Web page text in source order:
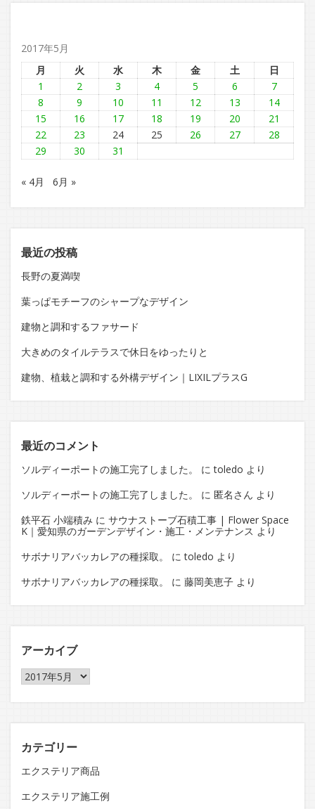
2017年5月
月
火 水 木 金 土
日
1
2 3 4 5 6
7
8
9 10 11 12 13
14
15
16 17 18 19 20
21
22
23 24 25 26 27
28
29
30 31
« 4月 6月 »
最近の投稿
長野の夏満喫
葉っぱモチーフのシャープなデザイン
建物と調和するファサード
大きめのタイルテラスで休日をゆったりと
建物、植栽と調和する外構デザイン｜LIXILプラスG
最近のコメント
ソルディーポートの施工完了しました。 にtoledo より
ソルディーポートの施工完了しました。
に 匿名さん より
鉄平石 小端積み に サウナストーブ石積工事 | Flower Space
K｜愛知県のガーデンデザイン・施工・メンテナンス より
サボナリアバッカレアの種採取。
にtoledo より
サボナリアバッカレアの種採取。
に 藤岡美恵子 より
アーカイブ
ア
カ
イ
カテゴリー
エクステリア商品
エクステリア施工例